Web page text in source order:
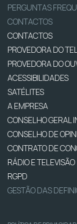
PERGUNTAS
CONTACTOS
CONTACTOS
PROVEDORA DO
PROVEDORA DO
ACESSIBILIDADES
SATÉLITES
A EMPRESA
CONSELHO GERAL
CONSELHO DE
CONTRATO DE
RÁDIO E TELEVISÃO
RGPD
GESTÃO DAS